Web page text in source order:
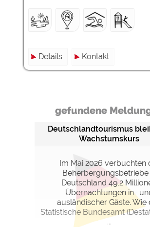
Details Kontakt
gefundene
Deutschlandtourismus
Wachstumskurs
Im Mai 2026 verbuchten
Beherbergungsbetriebe
Deutschland 49,2
Übernachtungen in-
ausländischer Gäste. Wie
Statistische Bundesamt
...